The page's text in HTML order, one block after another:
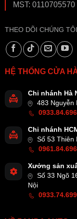
MST: 0110705570
THEO DÕI CHÚNG TÔI
HỆ THỐNG CỬA
Chi nhánh Hà
483 Nguyễn
Chi nhánh
Số 53 Thiên
Xưởng sản
Số 33 Ngõ
Nội